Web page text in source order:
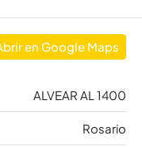
en Google Maps
ALVEAR AL 1400
Rosario